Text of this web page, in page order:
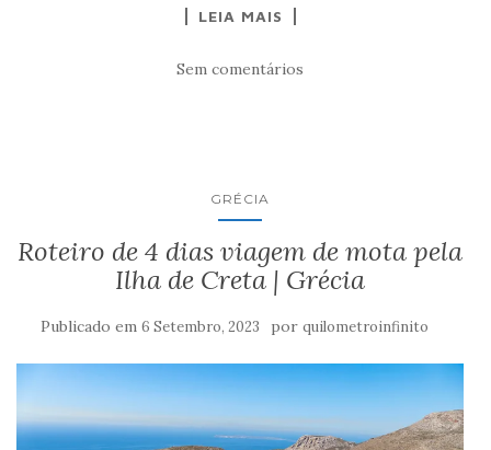
LEIA MAIS
Sem comentários
GRÉCIA
Roteiro de 4 dias viagem de mota pela
Ilha de Creta | Grécia
Publicado em 6 Setembro, 2023 por quilometroinfinito